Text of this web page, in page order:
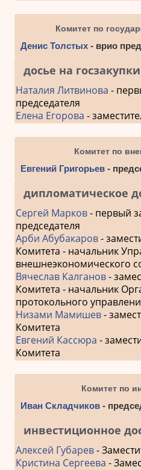
Комитет по
Денис Толстых- врио
досье на госзакупки
Наталия Литвинова -
председателя
Елена Егорова -
Комитет по
Евгений Григорьев-
дипломатическое
Сергей Марков- первый
председателя
Арби Абубакаров-
Комитета - начальник
внешнеэкономического
Вячеслав Калганов-
Комитета - начальник
протокольного
Низами Мамишев-
Комитета
Евгений Кассюра -
Комитета
Комитет по
Иван Складчиков-
инвестиционное
Алексей Губарев-
Кристина Сергеева -